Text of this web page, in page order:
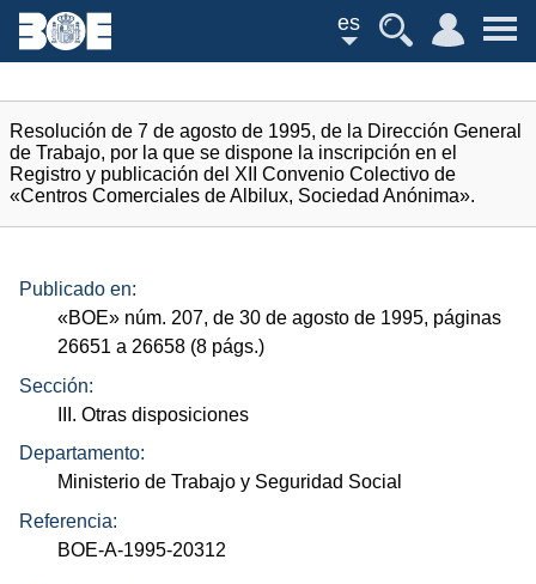
es
Resolución de 7 de agosto de 1995, de la Dirección General
de Trabajo, por la que se dispone la inscripción en el
Registro y publicación del XII Convenio Colectivo de
«Centros Comerciales de Albilux, Sociedad Anónima».
Publicado en:
«BOE» núm. 207, de 30 de agosto de 1995, páginas
26651 a 26658 (8 págs.)
Sección:
III. Otras disposiciones
Departamento:
Ministerio de Trabajo y Seguridad Social
Referencia:
BOE-A-1995-20312